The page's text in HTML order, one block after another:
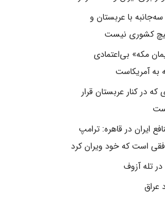
با عربستان و
کشوری نیست
مکه» بی‌اعتمادی
به آمریکاست
در کنار عربستان قرار
ایران در قاهره: ترامپ
است که خود ویران کرد
تله آزوف
عراق